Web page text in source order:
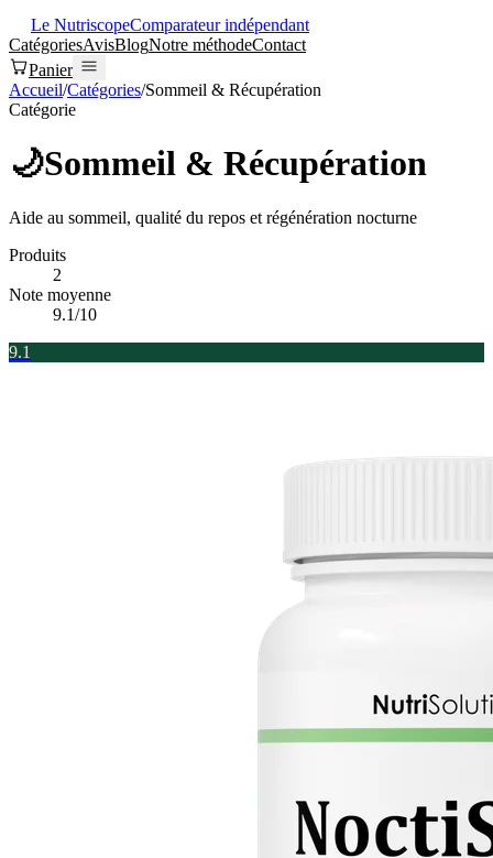
Le NutriscopeComparateur indépendant
CatégoriesAvisBlogNotre méthodeContact
Panier
Accueil/Catégories/Sommeil & Récupération
Catégorie
🌙Sommeil & Récupération
Aide au sommeil, qualité du repos et régénération nocturne
Produits
2
Note moyenne
9.1/10
9.1